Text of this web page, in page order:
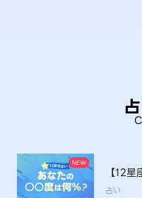
【12
占い